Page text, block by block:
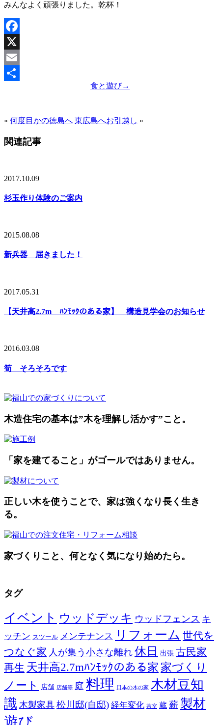
みんなよく頑張りました。乾杯！
Facebook
X
Email
食と遊び→
« 何度目かの徳島へ 東広島へお引越し »
関連記事
2017.10.09
杉玉作り体験のご案内
2015.08.08
新兵器 届きました！
2017.05.31
【天井高2.7m ﾊﾝﾓｯｸのある家】 構造見学会のお知らせ
2016.03.08
筍 そろそろです
木造住宅の基本は”木を理解し活かす”こと。
「家を建てること」がゴールではありません。
正しい木を使うことで、家は強くなり長く生き
る。
家づくりこと、何となく気になり始めたら。
タグ
イベント ウッドデッキ ウッドフェンス キ
ッチン スツール メンテナンス リフォーム 世代を
つなぐ家 人が集う小さな離れ休日 出張 古民家
再生 天井高2.7mﾊﾝﾓｯｸのある家 家づくり
ノート
店舗 店舗等 庭 料理 日本の木の家 木材豆知
識 木製家具 松川邸(自邸) 経年変化 茶室 蔵 薪 製材
遊び